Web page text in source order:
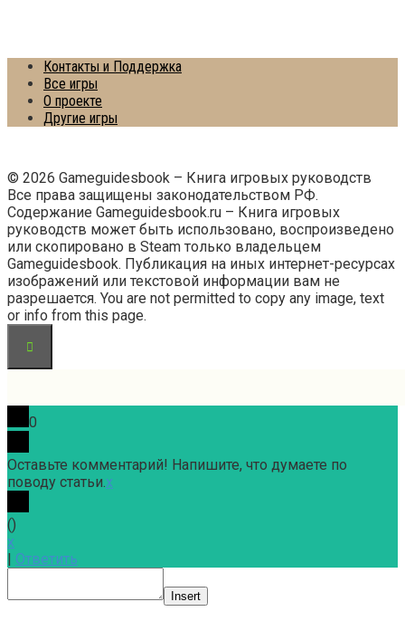
Контакты и Поддержка
Все игры
О проекте
Другие игры
© 2026 Gameguidesbook – Книга игровых руководств
Все права защищены законодательством РФ.
Содержание Gameguidesbook.ru – Книга игровых
руководств может быть использовано, воспроизведено
или скопировано в Steam только владельцем
Gameguidesbook. Публикация на иных интернет-ресурсах
изображений или текстовой информации вам не
разрешается. You are not permitted to copy any image, text
or info from this page.
0
Оставьте комментарий! Напишите, что думаете по
поводу статьи. x
()
x
| Ответить
Insert